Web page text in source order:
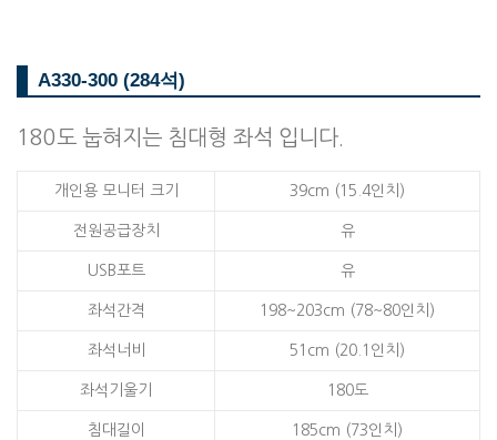
A330-300 (284석)
180도 눕혀지는 침대형 좌석 입니다.
개인용 모니터 크기 39cm (15.4인치)
전원공급장치 유
USB포트 유
좌석간격 198~203cm (78~80인치)
좌석너비 51cm (20.1인치)
좌석기울기 180도
침대길이 185cm (73인치)